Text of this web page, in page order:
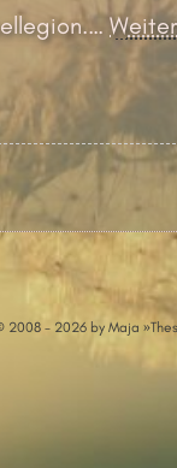
…
2008 - 2026 by Maja